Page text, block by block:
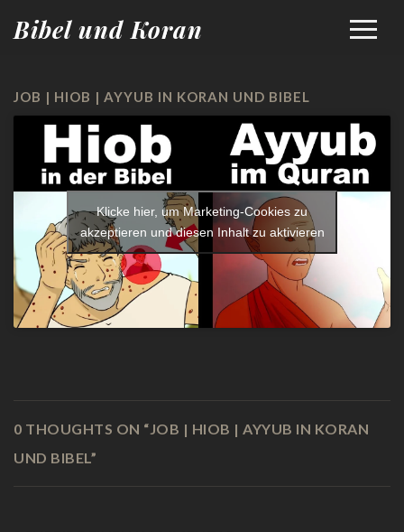
Bibel und Koran
JOB | HIOB | AYYUB IN KORAN UND BIBEL
Klicke hier, um Marketing-Cookies zu
akzeptieren und diesen Inhalt zu aktivieren
0 THOUGHTS ON “JOB | HIOB | AYYUB IN KORAN
UND BIBEL”